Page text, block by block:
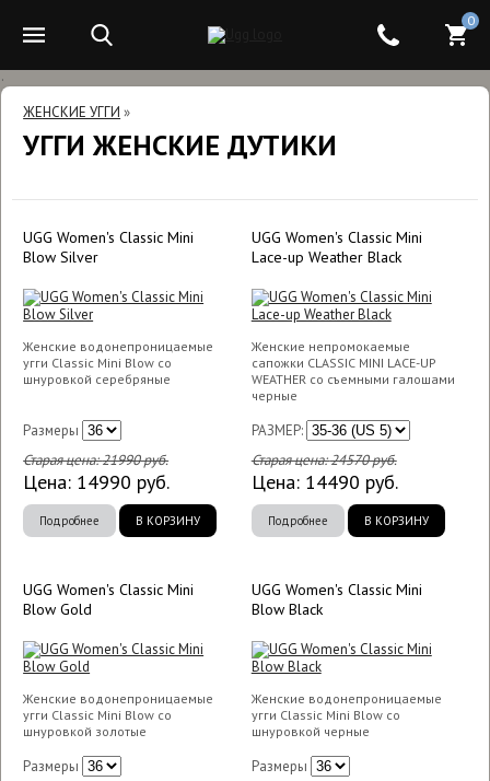
.
ЖЕНСКИЕ УГГИ »
УГГИ ЖЕНСКИЕ ДУТИКИ
UGG Women's Classic Mini
Blow Silver
Женские водонепроницаемые
угги Classic Mini Blow со
шнуровкой серебряные
Размеры
Старая цена:21990руб.
Цена: 14990 руб.
Подробнее В КОРЗИНУ
UGG Women's Classic Mini
Lace-up Weather Black
Женские непромокаемые
сапожки CLASSIC MINI LACE-UP
WEATHER со съемными галошами
черные
РАЗМЕР:
Старая цена:24570руб.
Цена: 14490 руб.
Подробнее В КОРЗИНУ
UGG Women's Classic Mini
Blow Gold
Женские водонепроницаемые
угги Classic Mini Blow со
шнуровкой золотые
Размеры
UGG Women's Classic Mini
Blow Black
Женские водонепроницаемые
угги Classic Mini Blow со
шнуровкой черные
Размеры
0